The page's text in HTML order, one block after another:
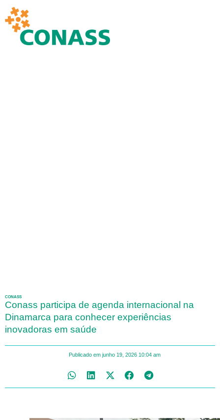
CONASS
Conass participa de agenda internacional na
Dinamarca para conhecer experiências
inovadoras em saúde
Publicado em junho 19, 2026 10:04 am